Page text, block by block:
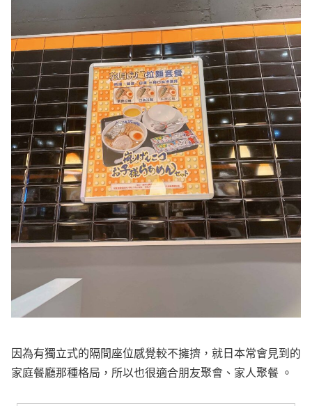
因為有獨立式的隔間座位感覺較不擁擠，就日本常會見到的
家庭餐廳那種格局，所以也很適合朋友聚會、家人聚餐 。